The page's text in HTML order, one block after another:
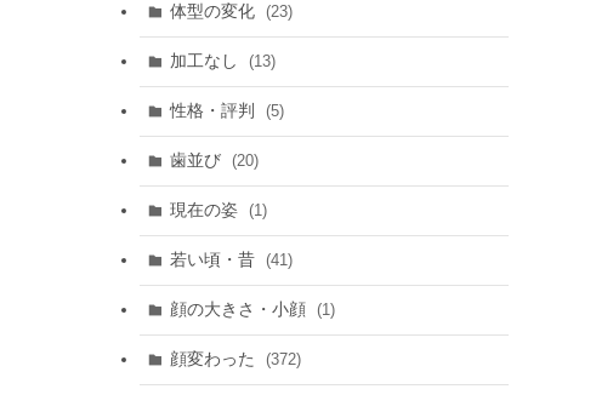
体型の変化 (23)
加工なし (13)
性格・評判 (5)
歯並び (20)
現在の姿 (1)
若い頃・昔 (41)
顔の大きさ・小顔 (1)
顔変わった (372)